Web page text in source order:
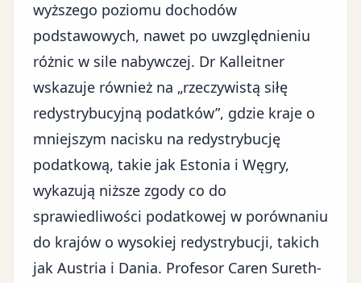
wyższego poziomu dochodów
podstawowych, nawet po uwzględnieniu
różnic w sile nabywczej. Dr Kalleitner
wskazuje również na „rzeczywistą siłę
redystrybucyjną podatków”, gdzie kraje o
mniejszym nacisku na redystrybucję
podatkową, takie jak Estonia i Węgry,
wykazują niższe zgody co do
sprawiedliwości podatkowej w porównaniu
do krajów o wysokiej redystrybucji, takich
jak Austria i Dania. Profesor Caren Sureth-